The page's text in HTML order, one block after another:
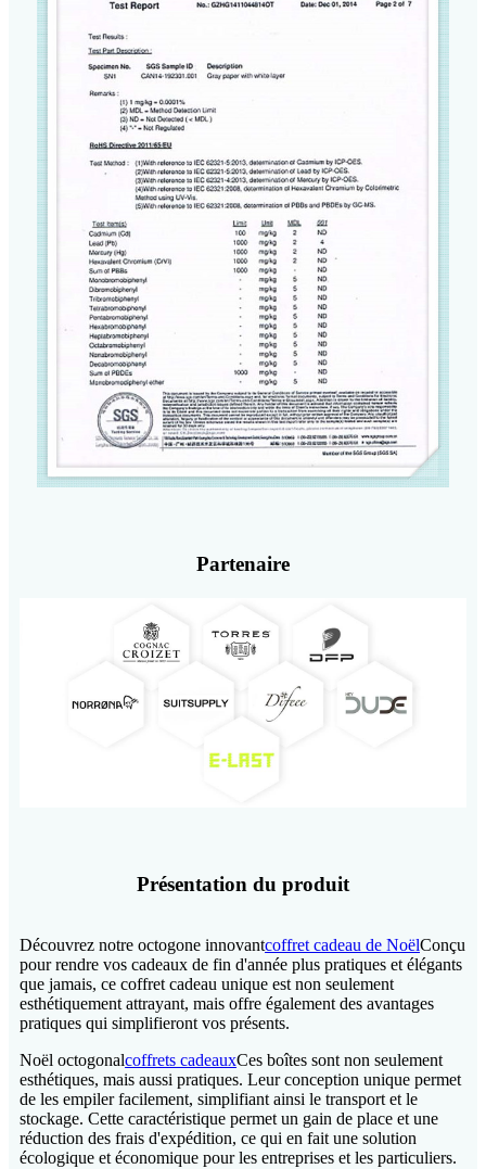
Partenaire
Présentation du produit
Découvrez notre octogone innovantcoffret cadeau de NoëlConçu
pour rendre vos cadeaux de fin d'année plus pratiques et élégants
que jamais, ce coffret cadeau unique est non seulement
esthétiquement attrayant, mais offre également des avantages
pratiques qui simplifieront vos présents.
Noël octogonalcoffrets cadeauxCes boîtes sont non seulement
esthétiques, mais aussi pratiques. Leur conception unique permet
de les empiler facilement, simplifiant ainsi le transport et le
stockage. Cette caractéristique permet un gain de place et une
réduction des frais d'expédition, ce qui en fait une solution
écologique et économique pour les entreprises et les particuliers.